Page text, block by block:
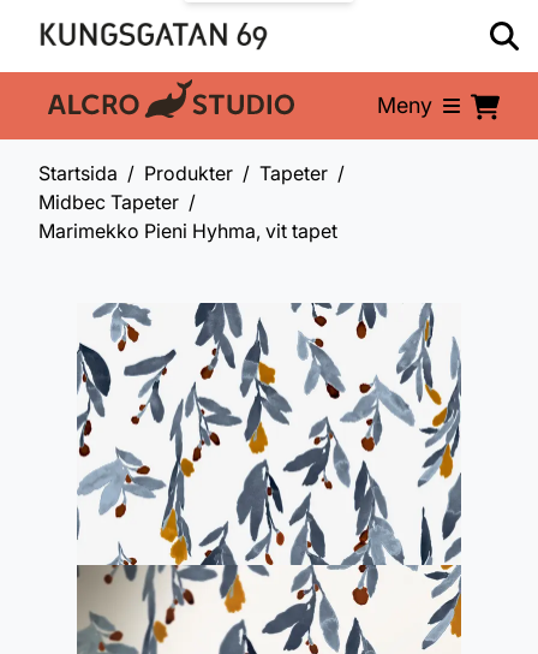
En del av: Meny
Startsida Produkter
Tapeter
Midbec Tapeter
Marimekko Pieni Hyhma, vit tapet